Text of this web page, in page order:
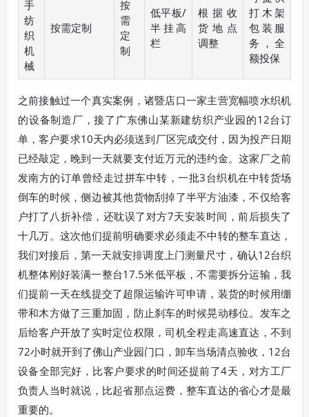
手
纺
织
机
械
按需定制
按
需
定
制
低平板/
半挂高
栏
根据收
货地点
调整
打木架
包装服
务，全
额投保
之前接触过一个真实案例，诸暨店口一家主营宽幅喷水织机
的设备制造厂，接了广东佛山某新建纺织产业园的12台订
单，客户要求10天内必须送到厂区完成交付，因为投产日期
已经敲定，晚到一天就要支付近万元的违约金。这家厂之前
发南方的订单曾经走过拼车中转，一批3台织机在中转货场
倒车的时候，侧边被其他货物刮掉了半平方油漆，不仅给客
户打了八折补偿，还耽误了对方7天安装时间，前后损失了
十几万。这次他们提前明确要求必须走不中转的整车直达，
我们对接后，第一天就安排调度上门测量尺寸，确认12台织
机整体刚好装满一整台17.5米低平板，不需要拆分运输，我
们提前一天在线提交了超限运输许可申请，装货的时候用绷
带和木方做了三重加固，防止刹车的时候晃动移位。发车之
后给客户开放了实时定位权限，司机全程走高速直达，不到
72小时就开到了佛山产业园门口，卸车当场清点验收，12台
设备全部完好，比客户要求的时间还提前了4天，对方工厂
负责人当时就说，比起省那点运费，整车直达的省心才是最
重要的。